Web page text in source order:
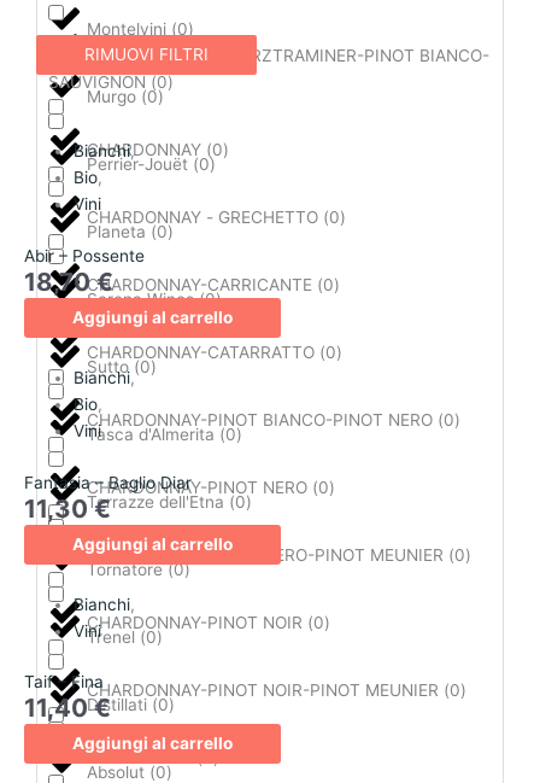
Montelvini (0)
Murgo (0)
Perrier-Jouët (0)
Planeta (0)
Serena Wines (0)
Sutto (0)
Tasca d'Almerita (0)
Terrazze dell'Etna (0)
Tornatore (0)
Trenel (0)
Distillati (0)
Absolut (0)
CATARRATTO-GEWÜRZTRAMINER-PINOT BIANCO-
SAUVIGNON (0)
CHARDONNAY (0)
CHARDONNAY - GRECHETTO (0)
CHARDONNAY-CARRICANTE (0)
CHARDONNAY-CATARRATTO (0)
CHARDONNAY-PINOT BIANCO-PINOT NERO (0)
CHARDONNAY-PINOT NERO (0)
CHARDONNAY-PINOT NERO-PINOT MEUNIER (0)
CHARDONNAY-PINOT NOIR (0)
CHARDONNAY-PINOT NOIR-PINOT MEUNIER (0)
FALANGHINA
RIMUOVI FILTRI
Bianchi,
Bio,
Vini
Abir – Possente
18,70€
Aggiungi al carrello
Bianchi,
Bio,
Vini
Fantasia – Baglio Diar
11,30€
Aggiungi al carrello
Bianchi,
Vini
Taif – Fina
11,40€
Aggiungi al carrello